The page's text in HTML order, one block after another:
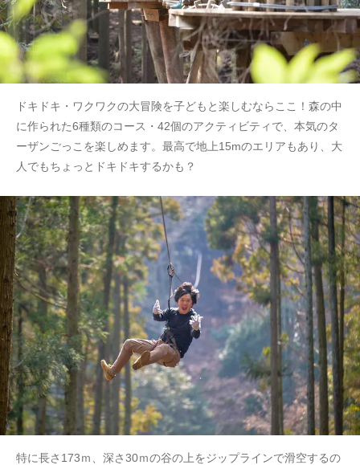
ドキドキ・ワクワクの大冒険を子どもと楽しむならここ！森の中
に作られた6種類のコース・42個のアクティビティで、本気のタ
ーザンごっこを楽しめます。最高で地上15mのエリアもあり、大
人でもちょっとドキドキするかも？
特に長さ173ｍ、深さ30ｍの谷の上をジップラインで滑空するの